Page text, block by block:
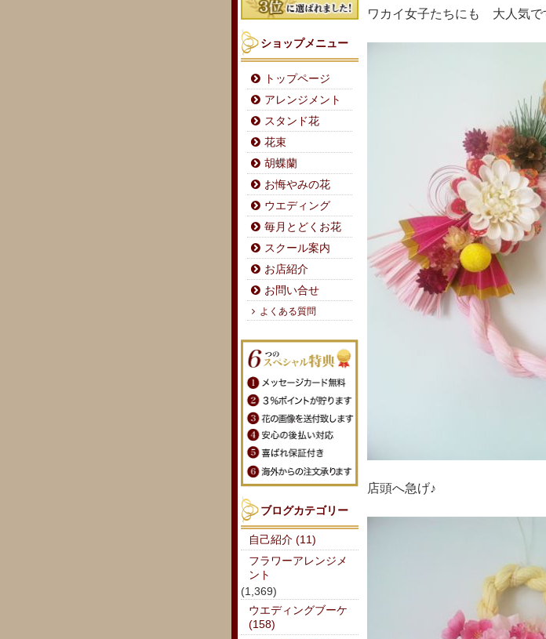
ワカイ女子たちにも 大人気で
店頭へ急げ♪
ショップメニュー
トップページ
アレンジメント
スタンド花
花束
胡蝶蘭
お悔やみの花
ウエディング
毎月とどくお花
スクール案内
お店紹介
お問い合せ
よくある質問
ブログカテゴリー
自己紹介 (11)
フラワーアレンジメ
ント
(1,369)
ウエディングブーケ
(158)